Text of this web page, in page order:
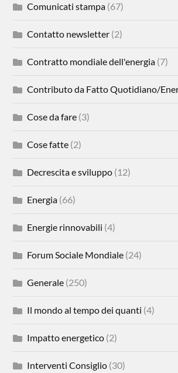
Comunicati stampa (67)
Contatto newsletter (2)
Contratto mondiale dell'energia (7)
Contributo da Fatto Quotidiano/
Cose da fare (3)
Cose fatte (2)
Decrescita e sviluppo (12)
Energia (66)
Energie rinnovabili (4)
Forum Sociale Mondiale (24)
Generale (250)
Il mondo al tempo dei quanti (4)
Impatto energetico (2)
Interventi Consiglio (30)